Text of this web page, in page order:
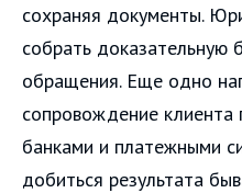
сохраняя документы.
собрать доказательную
обращения. Еще одно
сопровождение клиента
банками и платежными
добиться результата